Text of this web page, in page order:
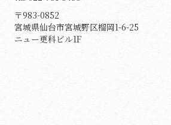
〒983-0852
宮城県仙台市宮城野区榴岡1-6-25
ニュー更科ビル1F